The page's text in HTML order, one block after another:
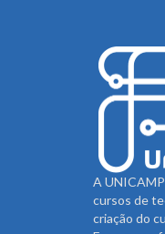
A
cursos de
criação do